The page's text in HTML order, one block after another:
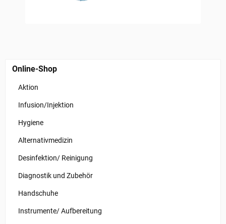
Online-Shop
Aktion
Infusion/Injektion
Hygiene
Alternativmedizin
Desinfektion/ Reinigung
Diagnostik und Zubehör
Handschuhe
Instrumente/ Aufbereitung